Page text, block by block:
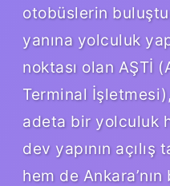
otobüslerin
yanına yolculuk
noktası olan AŞTİ
Terminal
adeta bir yolculuk
dev yapının açılış
hem de